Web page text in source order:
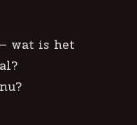
wat is het